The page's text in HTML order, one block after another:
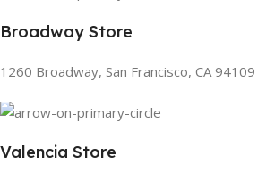
Broadway Store
1260 Broadway, San Francisco, CA 94109
Valencia Store